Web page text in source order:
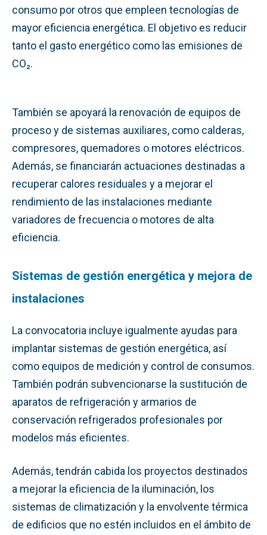
consumo por otros que empleen tecnologías de
mayor eficiencia energética. El objetivo es reducir
tanto el gasto energético como las emisiones de
CO₂.
También se apoyará la renovación de equipos de
proceso y de sistemas auxiliares, como calderas,
compresores, quemadores o motores eléctricos.
Además, se financiarán actuaciones destinadas a
recuperar calores residuales y a mejorar el
rendimiento de las instalaciones mediante
variadores de frecuencia o motores de alta
eficiencia.
Sistemas de gestión energética y mejora de
instalaciones
La convocatoria incluye igualmente ayudas para
implantar sistemas de gestión energética, así
como equipos de medición y control de consumos.
También podrán subvencionarse la sustitución de
aparatos de refrigeración y armarios de
conservación refrigerados profesionales por
modelos más eficientes.
Además, tendrán cabida los proyectos destinados
a mejorar la eficiencia de la iluminación, los
sistemas de climatización y la envolvente térmica
de edificios que no estén incluidos en el ámbito de